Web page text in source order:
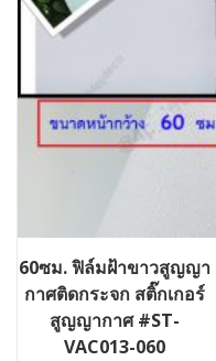
60ซม. ฟิล์มฝ้าขาวสูญญา
กาศติดกระจก สติ๊กเกอร์
สูญญากาศ #ST-
VAC013-060